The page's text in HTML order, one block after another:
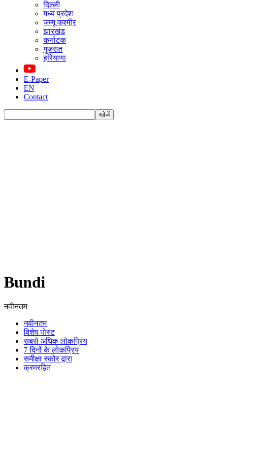
दिल्ली
मध्य प्रदेश
जम्मू कश्मीर
झारखंड
कर्नाटक
गुजरात
हरियाणा
E-Paper
EN
Contact
Bundi
नवीनतम
नवीनतम
विशेष पोस्ट
सबसे अधिक लोकप्रिय
7 दिनों के लोकप्रिय
समीक्षा स्कोर द्वारा
क्रमरहित